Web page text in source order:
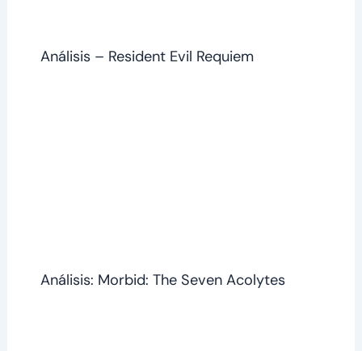
Análisis – Resident Evil Requiem
Análisis: Morbid: The Seven Acolytes